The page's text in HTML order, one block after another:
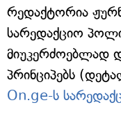
რედაქტორია
სარედაქციო
მიუკერძოებლად
პრინციპებს
On.ge-ს